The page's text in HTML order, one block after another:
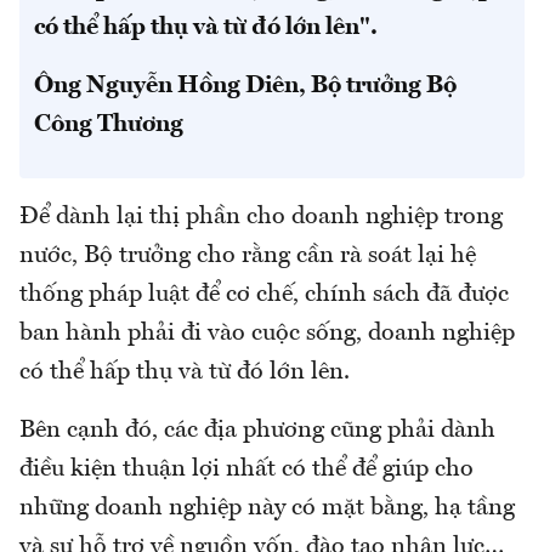
có thể hấp thụ và từ đó lớn lên".
Ông Nguyễn Hồng Diên, Bộ trưởng Bộ
Công Thương
Để dành lại thị phần cho doanh nghiệp trong
nước, Bộ trưởng cho rằng cần rà soát lại hệ
thống pháp luật để cơ chế, chính sách đã được
ban hành phải đi vào cuộc sống, doanh nghiệp
có thể hấp thụ và từ đó lớn lên.
Bên cạnh đó, các địa phương cũng phải dành
điều kiện thuận lợi nhất có thể để giúp cho
những doanh nghiệp này có mặt bằng, hạ tầng
và sự hỗ trợ về nguồn vốn, đào tạo nhân lực…